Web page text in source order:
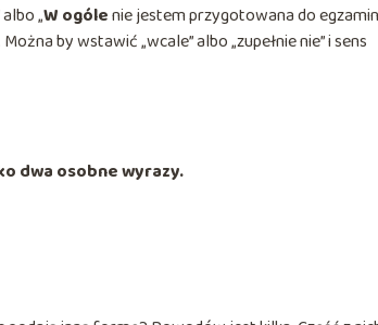
„W ogólenie jestem przygotowana do
by wstawić „wcale” albo „zupełnie nie” i sens
dwa osobne wyrazy.